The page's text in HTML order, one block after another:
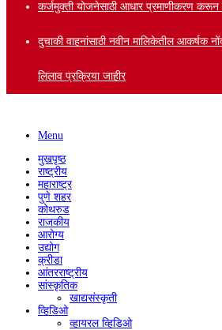
कर्जमुक्ती योजनेसाठी आधार प्रमाणीकरण
दुचाकी वाहनांसाठी नवीन मालिकेतील आकर्षक
लिलाव प्रक्रिया जाहीर
Menu
मुखपृष्ठ
राष्ट्रीय
महाराष्ट्र
पुणे शहर
कोथरुड
राजकीय
आरोग्य
उद्योग
क्रीडा
आंतरराष्ट्रीय
सांस्कृतिक
खाद्यसंस्कृती
व्हिडिओ
व्हायरल व्हिडिओ